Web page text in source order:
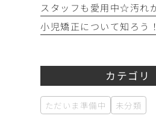
小児矯正について知ろう！
カテゴリ
ただいま準備中 未分類